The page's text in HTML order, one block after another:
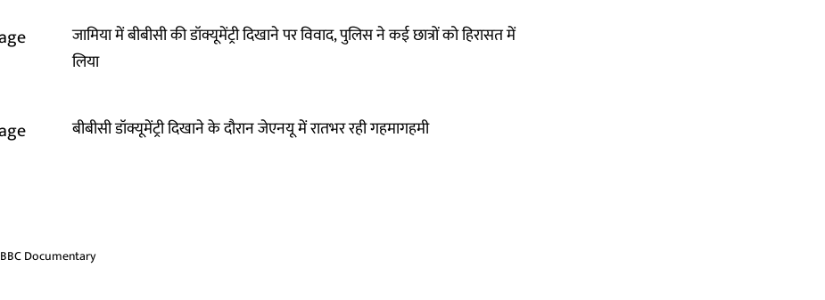
जामिया में बीबीसी की डॉक्यूमेंट्री दिखाने पर विवाद, पुलिस ने कई छात्रों को हिरासत में
लिया
बीबीसी डॉक्यूमेंट्री दिखाने के दौरान जेएनयू में रातभर रही गहमागहमी
BBC Documentary